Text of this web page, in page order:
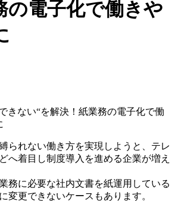
の電子化で働きや
きない“を解決！紙業務の電子化で働
られない働き方を実現しようと、テレ
へ着目し制度導入を進める企業が増え
務に必要な社内文書を紙運用している
変更できないケースもあります。